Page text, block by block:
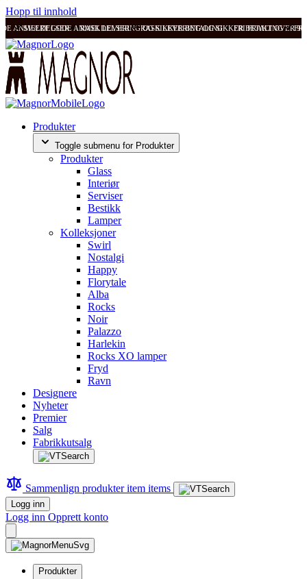
Hopp til innhold
ANMELDELSER RASK LEVERING OG SIKKER BETALING FRI FRAKT OVER
SVÆRT GODE ANMELDELSER RASK LEVERING OG SIKKER BETALING
Produkter
Toggle submenu for Produkter
Produkter
Glass
Interiør
Serviser
Bestikk
Lamper
Kolleksjoner
Swirl
Nostalgi
Happy
Florytale
Alba
Rocks
Noir
Palazzo
Harlekin
Rocks XO lamper
Fryd
Ravn
Designere
Nyheter
Premier
Salg
Fabrikkutsalg
Sammenlign produkteritem items
Logg inn
Logg inn Opprett konto
Produkter